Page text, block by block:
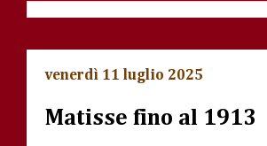
venerdì 11 luglio 2025
Matisse fino al 1913